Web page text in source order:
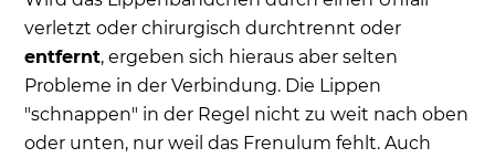
verletzt oder chirurgisch durchtrennt oder
entfernt, ergeben sich hieraus aber selten
Probleme in der Verbindung. Die Lippen
"schnappen" in der Regel nicht zu weit nach oben
oder unten, nur weil das Frenulum fehlt. Auch